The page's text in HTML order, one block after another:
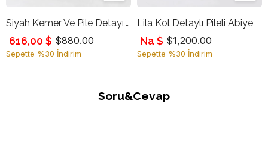
Siyah Kemer Ve Pile Detayı V Yaka Uzun Abiye
$880.00
616,00 $
Sepette %30 İndirim
Lila Kol Detaylı Pileli Abiye
$1,200.00
Na $
Sepette %30 İndirim
Soru&Cevap